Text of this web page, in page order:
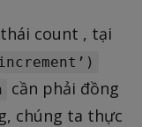
count , tại
cần phải đồng
chúng ta thực